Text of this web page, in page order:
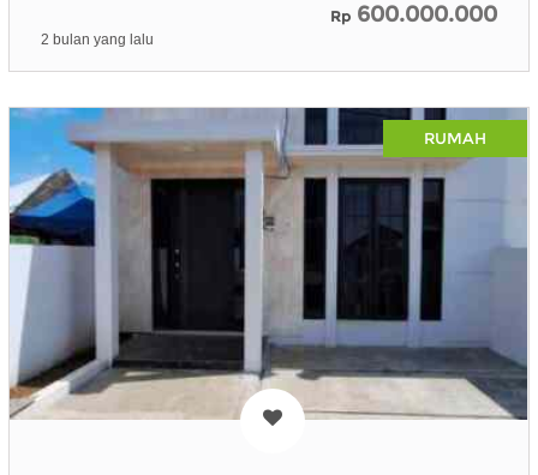
Rp 600.000.000
2 bulan yang lalu
RUMAH